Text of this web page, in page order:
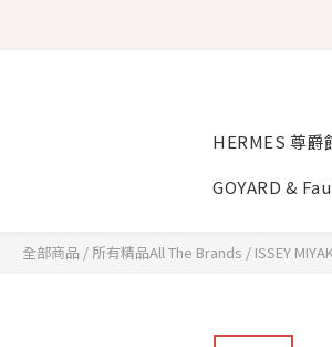
HERMES 尊爵
GOYARD &
全部商品 / 所有精品All The Brands / ISSEY